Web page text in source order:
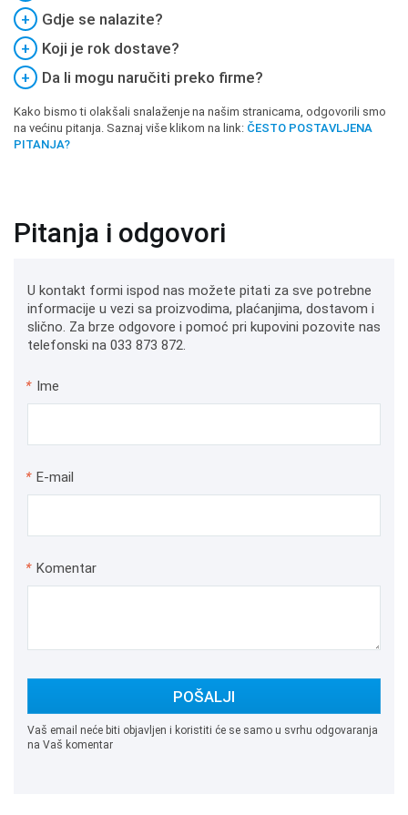
+
Gdje se nalazite?
+
Koji je rok dostave?
+
Da li mogu naručiti preko firme?
Kako bismo ti olakšali snalaženje na našim stranicama, odgovorili smo
na većinu pitanja. Saznaj više klikom na link: ČESTO POSTAVLJENA
PITANJA?
Pitanja i odgovori
U kontakt formi ispod nas možete pitati za sve potrebne
informacije u vezi sa proizvodima, plaćanjima, dostavom i
slično. Za brze odgovore i pomoć pri kupovini pozovite nas
telefonski na 033 873 872.
* Ime
* E-mail
* Komentar
POŠALJI
Vaš email neće biti objavljen i koristiti će se samo u svrhu odgovaranja
na Vaš komentar